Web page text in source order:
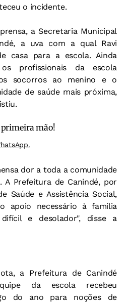
o incidente.
a Secretaria Municipal
a uva com a qual Ravi
casa para a escola. Ainda
profissionais da escola
socorros ao menino e o
de saúde mais próxima,
mão!
dor a toda a comunidade
A Prefeitura de Canindé, por
Saúde e Assistência Social,
apoio necessário à família
e desolador", disse a
a Prefeitura de Canindé
da escola recebeu
do ano para noções de